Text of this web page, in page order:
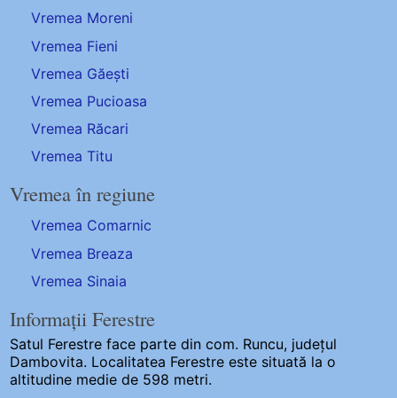
Vremea Moreni
Vremea Fieni
Vremea Găești
Vremea Pucioasa
Vremea Răcari
Vremea Titu
Vremea în regiune
Vremea Comarnic
Vremea Breaza
Vremea Sinaia
Informații Ferestre
Satul Ferestre face parte din com. Runcu, județul
Dambovita. Localitatea Ferestre este situată la o
altitudine medie de 598 metri.